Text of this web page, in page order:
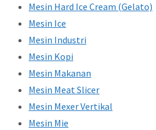
Mesin Hard Ice Cream (Gelato)
Mesin Ice
Mesin Industri
Mesin Kopi
Mesin Makanan
Mesin Meat Slicer
Mesin Mexer Vertikal
Mesin Mie